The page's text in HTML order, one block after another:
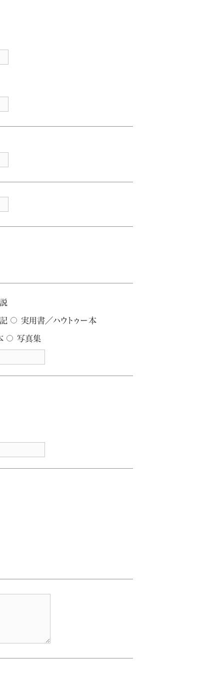
実用書／ハウトゥー本
写真集